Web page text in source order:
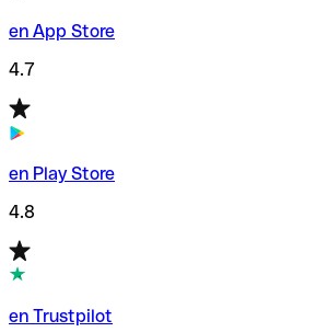
en App Store
4.7
en Play Store
4.8
en Trustpilot